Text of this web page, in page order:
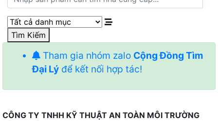
Tìm Kiếm
Tham gia nhóm zalo Cộng Đồng Tìm
Đại Lý để kết nối hợp tác!
CÔNG TY TNHH KỸ THUẬT AN TOÀN MÔI TRƯỜNG